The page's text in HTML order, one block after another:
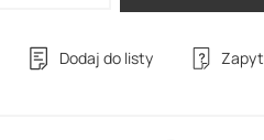
Dodaj do listy